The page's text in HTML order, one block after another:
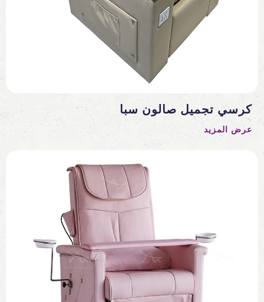
كرسي تجميل صالون سبا
عرض المزيد